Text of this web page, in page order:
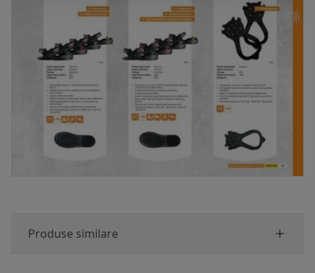
Produse similare